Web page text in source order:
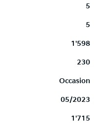
5
5
1'598
230
Occasion
05/2023
1'715